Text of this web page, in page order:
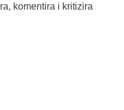
komentira i kritizira